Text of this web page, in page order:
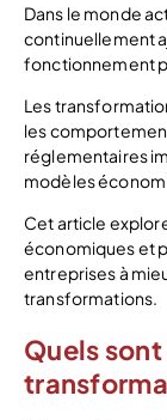
Dans le monde
continuellement
fonctionnement
Les
les
réglementaires
modèles
Cet article
économiques et
entreprises à
transformations.
Quels